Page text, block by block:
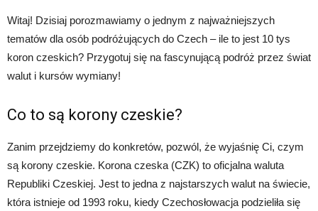
Witaj! Dzisiaj porozmawiamy o jednym z najważniejszych
tematów dla osób podróżujących do Czech – ile to jest 10 tys
koron czeskich? Przygotuj się na fascynującą podróż przez świat
walut i kursów wymiany!
Co to są korony czeskie?
Zanim przejdziemy do konkretów, pozwól, że wyjaśnię Ci, czym
są korony czeskie. Korona czeska (CZK) to oficjalna waluta
Republiki Czeskiej. Jest to jedna z najstarszych walut na świecie,
która istnieje od 1993 roku, kiedy Czechosłowacja podzieliła się